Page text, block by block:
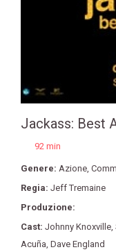
Jackass: Best
92 min
Genere: Azione,
Regia: Jeff Tremaine
Produzione:
Cast: Johnny Knoxville,
Acuña, Dave England